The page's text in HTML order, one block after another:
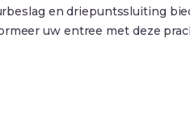
en driepuntssluiting
uw entree met deze